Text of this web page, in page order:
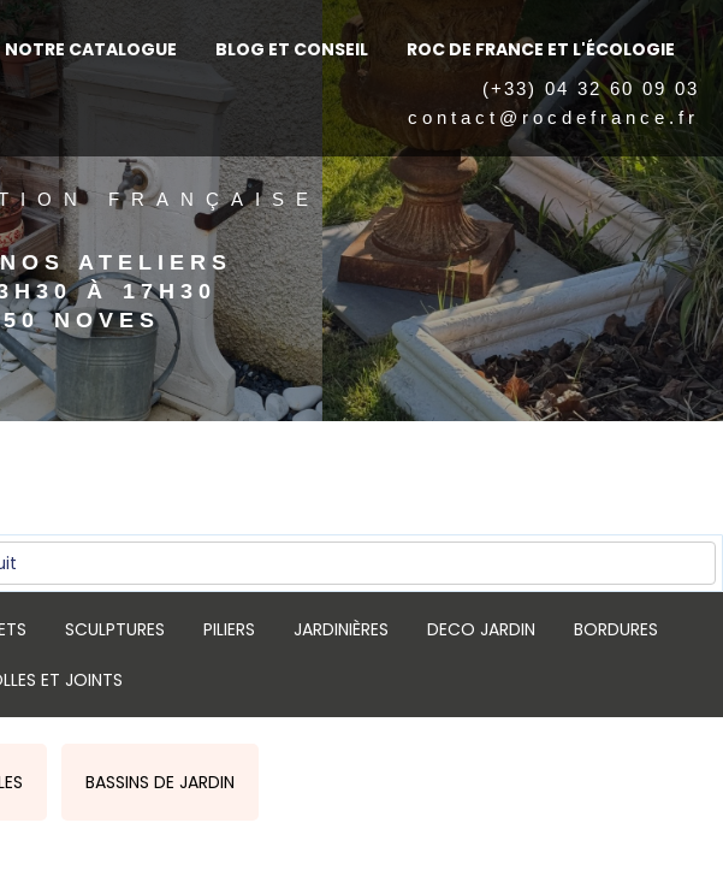
NOTRE CATALOGUE BLOG ET CONSEIL ROC DE FRANCE ET L'ÉCOLOGIE
(+33) 04 32 60 09 03
contact@rocdefrance.fr
FRANÇAISE
ATELIERS
À 17H30
NOVES
SCULPTURES PILIERS JARDINIÈRES DECO JARDIN BORDURES
ET JOINTS
BASSINS DE JARDIN